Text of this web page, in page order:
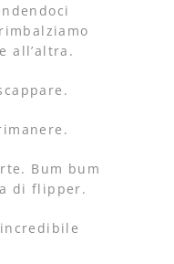
all’altra.
Bum bum
di flipper.